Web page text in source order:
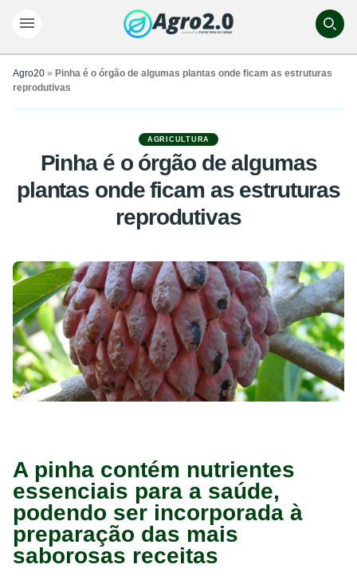
Agro20 » Pinha é o órgão de algumas plantas onde ficam as estruturas
reprodutivas
AGRICULTURA
Pinha é o órgão de algumas
plantas onde ficam as estruturas
reprodutivas
A pinha contém nutrientes
essenciais para a saúde,
podendo ser incorporada à
preparação das mais
saborosas receitas